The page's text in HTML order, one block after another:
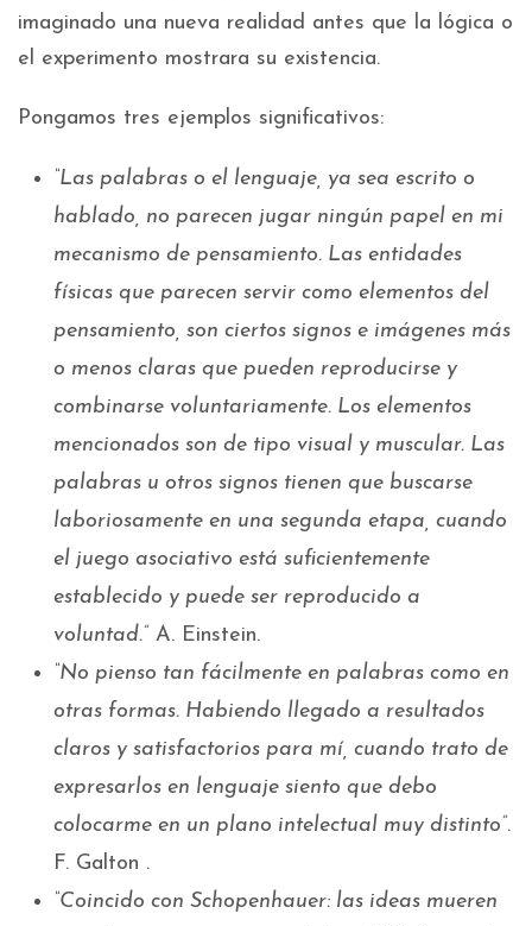
imaginado una nueva realidad antes que la lógica o
el experimento mostrara su existencia.
Pongamos tres ejemplos significativos:
“Las palabras o el lenguaje, ya sea escrito o
hablado, no parecen jugar ningún papel en mi
mecanismo de pensamiento. Las entidades
físicas que parecen servir como elementos del
pensamiento, son ciertos signos e imágenes más
o menos claras que pueden reproducirse y
combinarse voluntariamente. Los elementos
mencionados son de tipo visual y muscular. Las
palabras u otros signos tienen que buscarse
laboriosamente en una segunda etapa, cuando
el juego asociativo está suficientemente
establecido y puede ser reproducido a
voluntad.” A. Einstein.
“No pienso tan fácilmente en palabras como en
otras formas. Habiendo llegado a resultados
claros y satisfactorios para mí, cuando trato de
expresarlos en lenguaje siento que debo
colocarme en un plano intelectual muy distinto”.
F. Galton .
“Coincido con Schopenhauer: las ideas mueren